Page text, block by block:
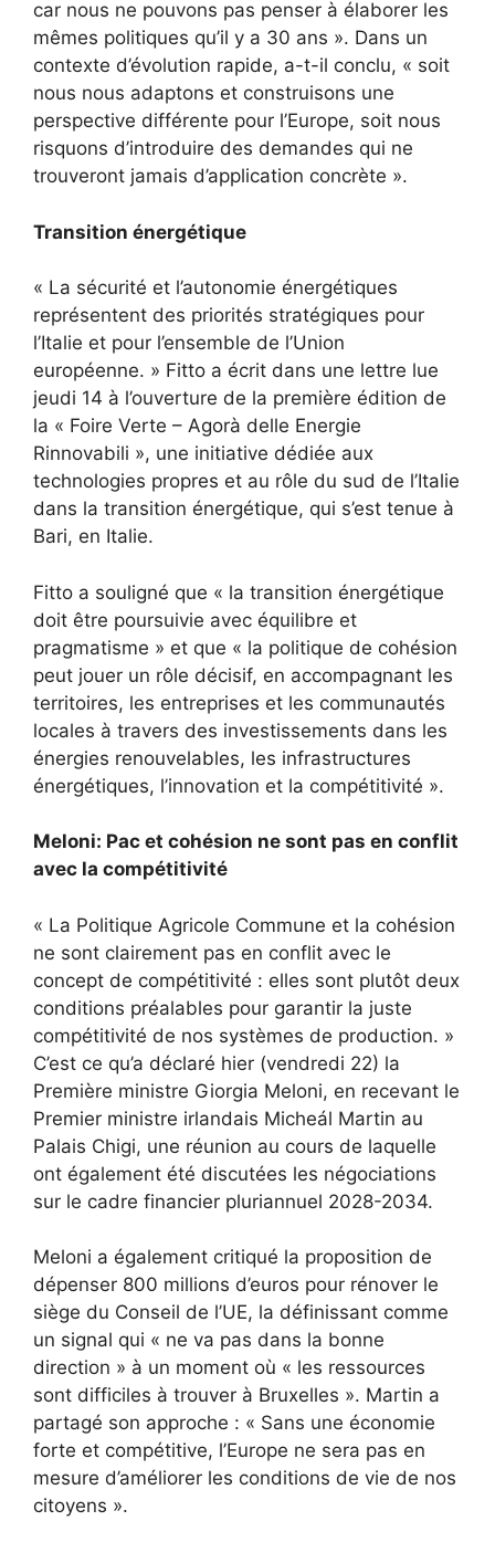
car nous ne pouvons pas penser à élaborer les
mêmes politiques qu’il y a 30 ans ». Dans un
contexte d’évolution rapide, a-t-il conclu, « soit
nous nous adaptons et construisons une
perspective différente pour l’Europe, soit nous
risquons d’introduire des demandes qui ne
trouveront jamais d’application concrète ».
Transition énergétique
« La sécurité et l’autonomie énergétiques
représentent des priorités stratégiques pour
l’Italie et pour l’ensemble de l’Union
européenne. » Fitto a écrit dans une lettre lue
jeudi 14 à l’ouverture de la première édition de
la « Foire Verte – Agorà delle Energie
Rinnovabili », une initiative dédiée aux
technologies propres et au rôle du sud de l’Italie
dans la transition énergétique, qui s’est tenue à
Bari, en Italie.
Fitto a souligné que « la transition énergétique
doit être poursuivie avec équilibre et
pragmatisme » et que « la politique de cohésion
peut jouer un rôle décisif, en accompagnant les
territoires, les entreprises et les communautés
locales à travers des investissements dans les
énergies renouvelables, les infrastructures
énergétiques, l’innovation et la compétitivité ».
Meloni: Pac et cohésion ne sont pas en conflit
avec la compétitivité
« La Politique Agricole Commune et la cohésion
ne sont clairement pas en conflit avec le
concept de compétitivité : elles sont plutôt deux
conditions préalables pour garantir la juste
compétitivité de nos systèmes de production. »
C’est ce qu’a déclaré hier (vendredi 22) la
Première ministre Giorgia Meloni, en recevant le
Premier ministre irlandais Micheál Martin au
Palais Chigi, une réunion au cours de laquelle
ont également été discutées les négociations
sur le cadre financier pluriannuel 2028-2034.
Meloni a également critiqué la proposition de
dépenser 800 millions d’euros pour rénover le
siège du Conseil de l’UE, la définissant comme
un signal qui « ne va pas dans la bonne
direction » à un moment où « les ressources
sont difficiles à trouver à Bruxelles ». Martin a
partagé son approche : « Sans une économie
forte et compétitive, l’Europe ne sera pas en
mesure d’améliorer les conditions de vie de nos
citoyens ».